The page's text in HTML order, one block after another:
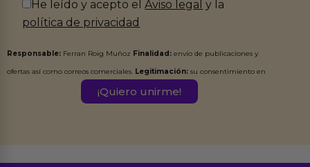
He leído y acepto elAviso legal y la
política de privacidad
Responsable: Ferran Roig Muñoz Finalidad: envío de publicaciones y
ofertas así como correos comerciales. Legitimación: su consentimiento en
Destinatarios:Ferran Roig Muñoz. Podrás ejercer tus